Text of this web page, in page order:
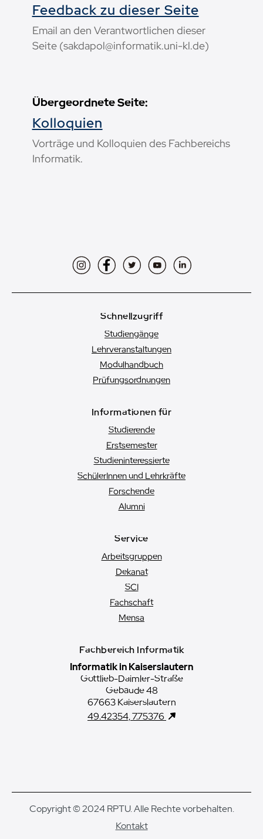
Übergeordnete Seite:
Kolloquien
Vorträge und Kolloquien des Fachbereichs
Informatik.
Feedback zu dieser Seite
Email an den Verantwortlichen dieser
Seite (sakdapol@informatik.uni-kl.de)
InstagramFacebookTwitterYouTubeLinkedIn
Schnellzugriff
Studiengänge
Lehrveranstaltungen
Modulhandbuch
Prüfungsordnungen
Informationen für
Studierende
Erstsemester
Studien­interessierte
SchülerInnen und Lehrkräfte
Forschende
Alumni
Service
Arbeitsgruppen
Dekanat
SCI
Fachschaft
Mensa
Fachbereich Informatik
Informatik in Kaiserslautern
Gottlieb-Daimler-Straße
Gebäude 48
67663 Kaiserslautern
49.42354, 7.75376
Copyright © 2024 RPTU. Alle Rechte vorbehalten.
Kontakt